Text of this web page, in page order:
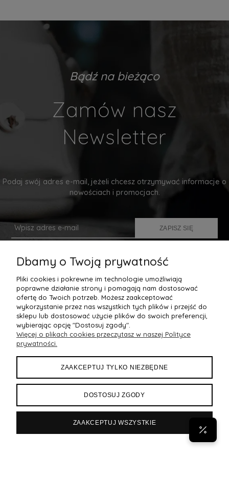
Bądź na bieżąco
Zamów nasz
Newsletter
Podaj swój adres e-mail, jeżeli chcesz otrzymywać informacje o
nowościach i promocjach.
ZAPISZ SIĘ
POMOC
MOJE KONTO
PŁATNOŚCI I DOSTAWA
Dbamy o Twoją prywatność
Pliki cookies i pokrewne im technologie umożliwiają
poprawne działanie strony i pomagają nam dostosować
ofertę do Twoich potrzeb. Możesz zaakceptować
wykorzystanie przez nas wszystkich tych plików i przejść do
sklepu lub dostosować użycie plików do swoich preferencji,
wybierając opcję "Dostosuj zgody".
Więcej o plikach cookies przeczytasz w naszej Polityce
prywatności.
ZAAKCEPTUJ TYLKO NIEZBĘDNE
DOSTOSUJ ZGODY
ZAAKCEPTUJ WSZYSTKIE